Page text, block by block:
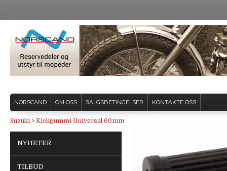
NORSCAND OM OSS SALGSBETINGELSER KONTAKTE OSS
Suzuki > Kickgummi Universal 60mm
NYHETER
TILBUD